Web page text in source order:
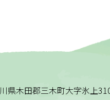
県木田郡三木町大字氷上